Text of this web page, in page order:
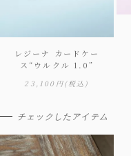
レジーナ カードケー
ス“ウルクル 1.0”
23,100円(税込)
チェックしたアイテム